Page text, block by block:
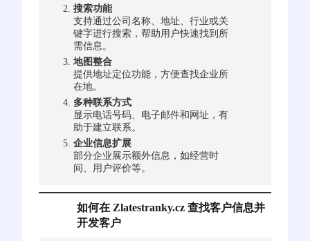
搜索功能
支持通过公司名称、地址、行业或关
键字进行搜索，帮助用户快速找到所
需信息。
地图整合
提供地址定位功能，方便查找企业所
在地。
多种联系方式
显示电话号码、电子邮件和网址，有
助于建立联系。
企业信息扩展
部分企业展示额外信息，如经营时
间、用户评价等。
如何在 Zlatestranky.cz 查找客户信息并
开发客户